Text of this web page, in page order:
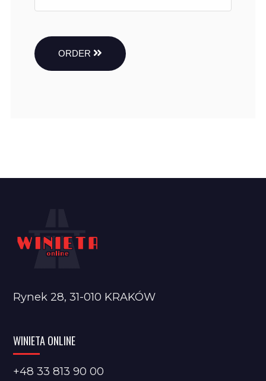
ORDER
Rynek 28, 31-010 KRAKÓW
WINIETA ONLINE
+48 33 813 90 00